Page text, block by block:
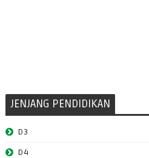
JENJANG PENDIDIKAN
D3
D4